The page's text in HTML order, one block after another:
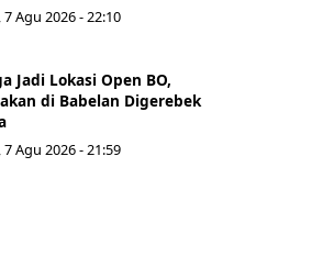
7 Agu 2026 - 22:10
Jadi Lokasi Open BO,
di Babelan Digerebek
7 Agu 2026 - 21:59